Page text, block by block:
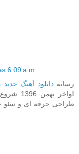
6:09 a.m.
رسانهدانلود آهنگ جدید
اواخر
طراحی حرفه ای و سئو